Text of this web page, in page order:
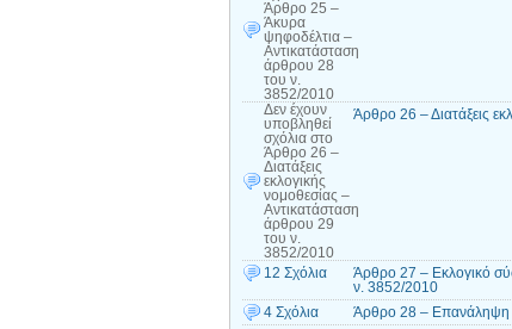
Άρθρο 25 –
Άκυρα
ψηφοδέλτια –
Αντικατάσταση
άρθρου 28
του ν.
3852/2010
Δεν έχουν
υποβληθεί
σχόλια στο
Άρθρο 26 –
Διατάξεις
εκλογικής
νομοθεσίας –
Αντικατάσταση
άρθρου 29
του ν.
3852/2010
Άρθρο 26 – Διατάξεις
12 Σχόλια
Άρθρο 27 – Εκλογικό
ν. 3852/2010
4 Σχόλια
Άρθρο 28 – Επανάληψη